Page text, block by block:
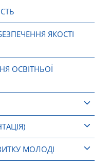
ЯКОСТІ
ОСВІТНЬОЇ
МОЛОДІ